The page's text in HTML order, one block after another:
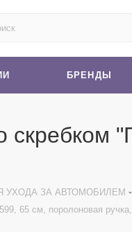
БРЕНДЫ
скребком
УХОДА ЗА АВТОМОБИЛЕМ
65 см, поролоновая